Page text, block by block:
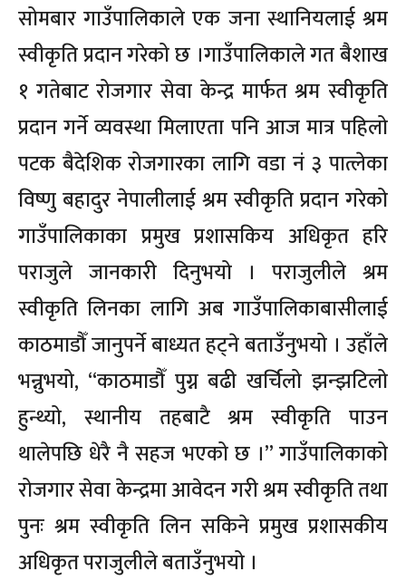
सोमबार गाउँपालिकाले एक जना स्थानियलाई श्रम
स्वीकृति प्रदान गरेको छ ।गाउँपालिकाले गत बैशाख
१ गतेबाट रोजगार सेवा केन्द्र मार्फत श्रम स्वीकृति
प्रदान गर्ने व्यवस्था मिलाएता पनि आज मात्र पहिलो
पटक बैदेशिक रोजगारका लागि वडा नं ३ पात्लेका
विष्णु बहादुर नेपालीलाई श्रम स्वीकृति प्रदान गरेको
गाउँपालिकाका प्रमुख प्रशासकिय अधिकृत हरि
पराजुले जानकारी दिनुभयो । पराजुलीले श्रम
स्वीकृति लिनका लागि अब गाउँपालिकाबासीलाई
काठमाडौँ जानुपर्ने बाध्यत हट्ने बताउँनुभयो । उहाँले
भन्नुभयो, “काठमाडौँ पुग्न बढी खर्चिलो झन्झटिलो
हुन्थ्यो, स्थानीय तहबाटै श्रम स्वीकृति पाउन
थालेपछि धेरै नै सहज भएको छ ।” गाउँपालिकाको
रोजगार सेवा केन्द्रमा आवेदन गरी श्रम स्वीकृति तथा
पुनः श्रम स्वीकृति लिन सकिने प्रमुख प्रशासकीय
अधिकृत पराजुलीले बताउँनुभयो ।